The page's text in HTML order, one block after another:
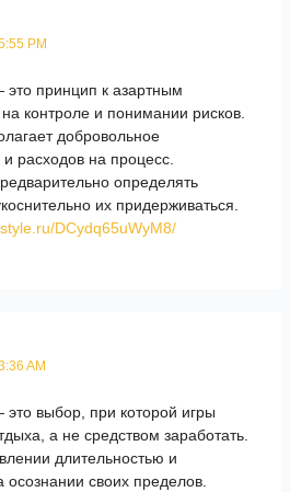
PM
это принцип к азартным
контроле и понимании рисков.
добровольное
расходов на процесс.
определять
их придерживаться.
DCydq65uWyM8/
AM
это выбор, при которой игры
а не средством заработать.
длительностью и
своих пределов.